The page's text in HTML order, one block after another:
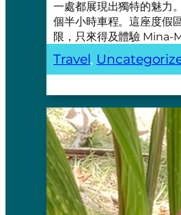
一處都展現出獨特的魅
個半小時車程。這座度假
限，只來得及體驗 Mina-
Travel,